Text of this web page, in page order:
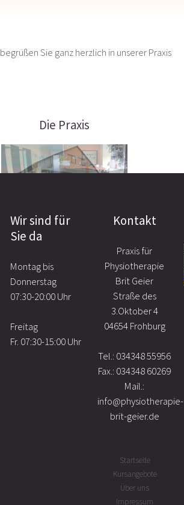
begrüßen Sie ganz herzlich in unserer Praxis
Die Praxis
Praxisgebäude
Anmeldung
Wir sind für
Sie da
Montag bis
Donnerstag
07:30-20:00 Uhr
Freitag
Fr. 07:30-15:00 Uhr
Kontakt
Praxis für
Physiotherapie
Brit Geier
Straße des
3.Oktober 4
04654 Frohburg
Tel.: 034348 55956
Fax.: 034348 60269
Mail.:
info@physiotherapie-
brit-geier.de
Startseite
Kursangebote
Über uns
Impressum